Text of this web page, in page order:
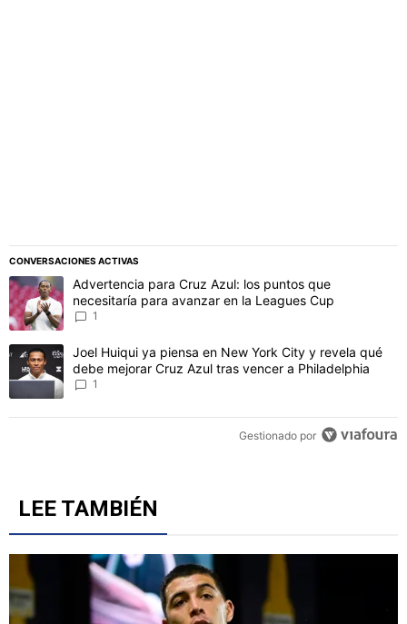
CONVERSACIONES ACTIVAS
Este listado muestra los artículos con más comentarios en los
Un artículo de tendencia con el título "Advertencia para Cruz
Advertencia para Cruz Azul: los puntos que
necesitaría para avanzar en la Leagues Cup
1
Un artículo de tendencia con el título "Joel Huiqui ya piensa en
Joel Huiqui ya piensa en New York City y revela qué
debe mejorar Cruz Azul tras vencer a Philadelphia
1
Gestionado por
LEE TAMBIÉN